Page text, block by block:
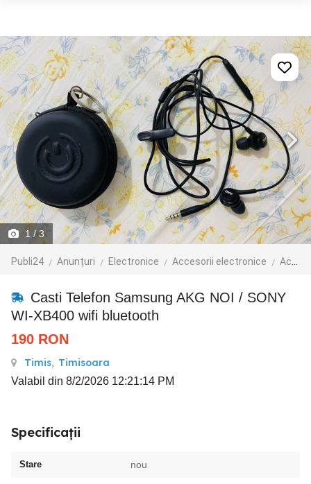
1/ 3
Publi24 Anunțuri Electronice Accesorii electronice Accesorii telefoane mobile
Casti Telefon Samsung AKG NOI / SONY
WI-XB400 wifi bluetooth
190 RON
Timis, Timisoara
Valabil din 8/2/2026 12:21:14 PM
Specificații
Stare nou